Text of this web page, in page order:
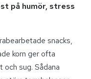
på humör, stress
snacks,
korn ger ofta
sug. Sådana